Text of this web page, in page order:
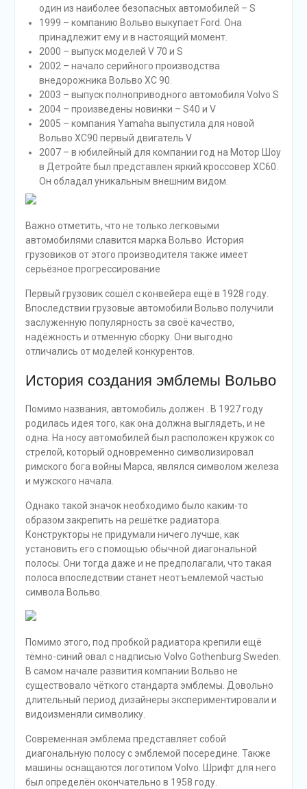
один из наиболее безопасных автомобилей – S
1999 – компанию Вольво выкупает Ford. Она
принадлежит ему и в настоящий момент.
2000 – выпуск моделей V 70 и S
2002 – начало серийного производства
внедорожника Вольво ХС 90.
2003 – выпуск полноприводного автомобиля Volvo S
2004 – произведены новинки – S40 и V
2005 – компания Yamaha выпустила для новой
Вольво ХС90 первый двигатель V
2007 – в юбилейный для компании год на Мотор Шоу
в Детройте был представлен яркий кроссовер ХС60.
Он обладал уникальным внешним видом.
Важно отметить, что не только легковыми
автомобилями славится марка Вольво. История
грузовиков от этого производителя также имеет
серьёзное прогрессирование
Первый грузовик сошёл с конвейера ещё в 1928 году.
Впоследствии грузовые автомобили Вольво получили
заслуженную популярность за своё качество,
надёжность и отменную сборку. Они выгодно
отличались от моделей конкурентов.
История создания эмблемы Вольво
Помимо названия, автомобиль должен . В 1927 году
родилась идея того, как она должна выглядеть, и не
одна. На носу автомобилей был расположен кружок со
стрелой, который одновременно символизировал
римского бога войны Марса, являлся символом железа
и мужского начала.
Однако такой значок необходимо было каким-то
образом закрепить на решётке радиатора.
Конструкторы не придумали ничего лучше, как
установить его с помощью обычной диагональной
полосы. Они тогда даже и не предполагали, что такая
полоса впоследствии станет неотъемлемой частью
символа Вольво.
Помимо этого, под пробкой радиатора крепили ещё
тёмно-синий овал с надписью Volvo Gothenburg Sweden.
В самом начале развития компании Вольво не
существовало чёткого стандарта эмблемы. Довольно
длительный период дизайнеры экспериментировали и
видоизменяли символику.
Современная эмблема представляет собой
диагональную полосу с эмблемой посередине. Также
машины оснащаются логотипом Volvo. Шрифт для него
был определён окончательно в 1958 году.